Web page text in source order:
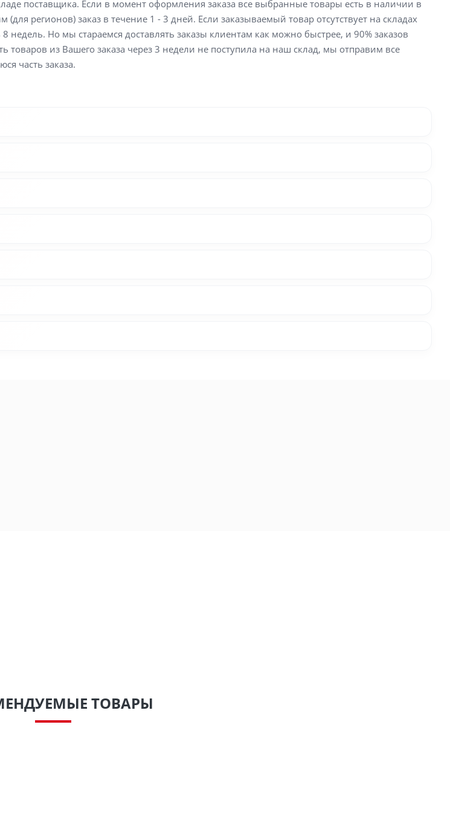
поставщика. Если в момент оформления заказа все выбранные товары есть в наличии в
регионов) заказ в течение 1 - 3 дней. Если заказываемый товар отсутствует на складах
недель. Но мы стараемся доставлять заказы клиентам как можно быстрее, и 90% заказов
товаров из Вашего заказа через 3 недели не поступила на наш склад, мы отправим все
часть заказа.
ТОВАРЫ